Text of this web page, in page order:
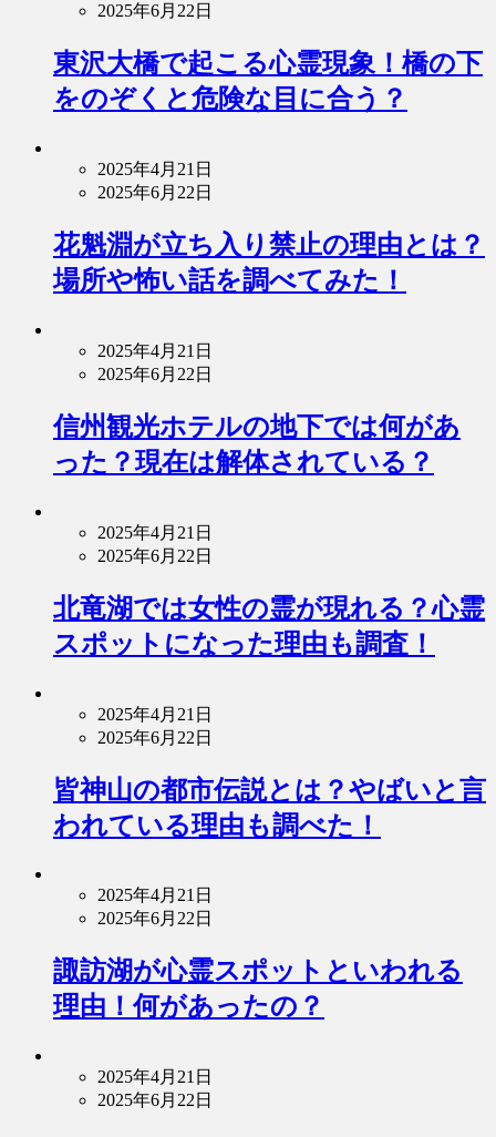
2025年6月22日
東沢大橋で起こる心霊現象！橋の下
をのぞくと危険な目に合う？
2025年4月21日
2025年6月22日
花魁淵が立ち入り禁止の理由とは？
場所や怖い話を調べてみた！
2025年4月21日
2025年6月22日
信州観光ホテルの地下では何があ
った？現在は解体されている？
2025年4月21日
2025年6月22日
北竜湖では女性の霊が現れる？心霊
スポットになった理由も調査！
2025年4月21日
2025年6月22日
皆神山の都市伝説とは？やばいと言
われている理由も調べた！
2025年4月21日
2025年6月22日
諏訪湖が心霊スポットといわれる
理由！何があったの？
2025年4月21日
2025年6月22日